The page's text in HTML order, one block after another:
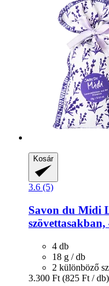
Kosár
3.6 (5)
Savon du Midi
4 db
18 g / db
2 különböző
3.300 Ft (825 Ft / db)